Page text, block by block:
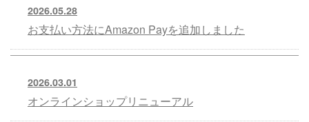
2026.05.28
お支払い方法にAmazon Payを追加しました
2026.03.01
オンラインショップリニューアル